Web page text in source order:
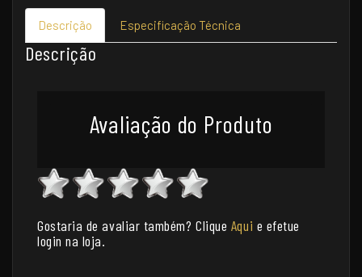
Descrição Especificação Técnica
Descrição
Avaliação do Produto
Gostaria de avaliar também? Clique Aqui e efetue
login na loja.